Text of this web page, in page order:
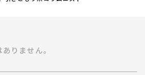
ズ
りません。